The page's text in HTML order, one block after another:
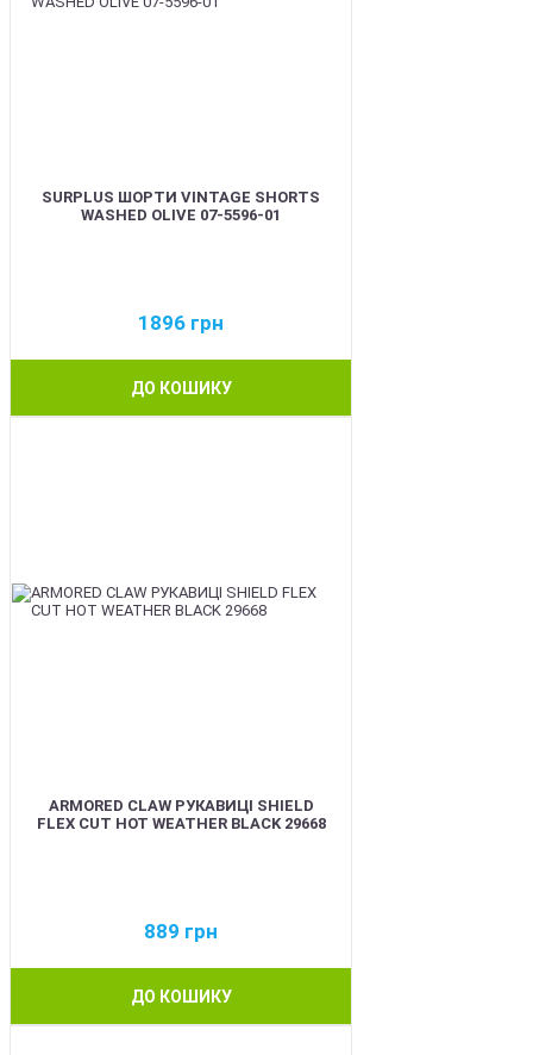
SURPLUS ШОРТИ VINTAGE SHORTS
WASHED OLIVE 07-5596-01
1896 грн
ДО КОШИКУ
ARMORED CLAW РУКАВИЦІ SHIELD
FLEX CUT HOT WEATHER BLACK 29668
889 грн
ДО КОШИКУ